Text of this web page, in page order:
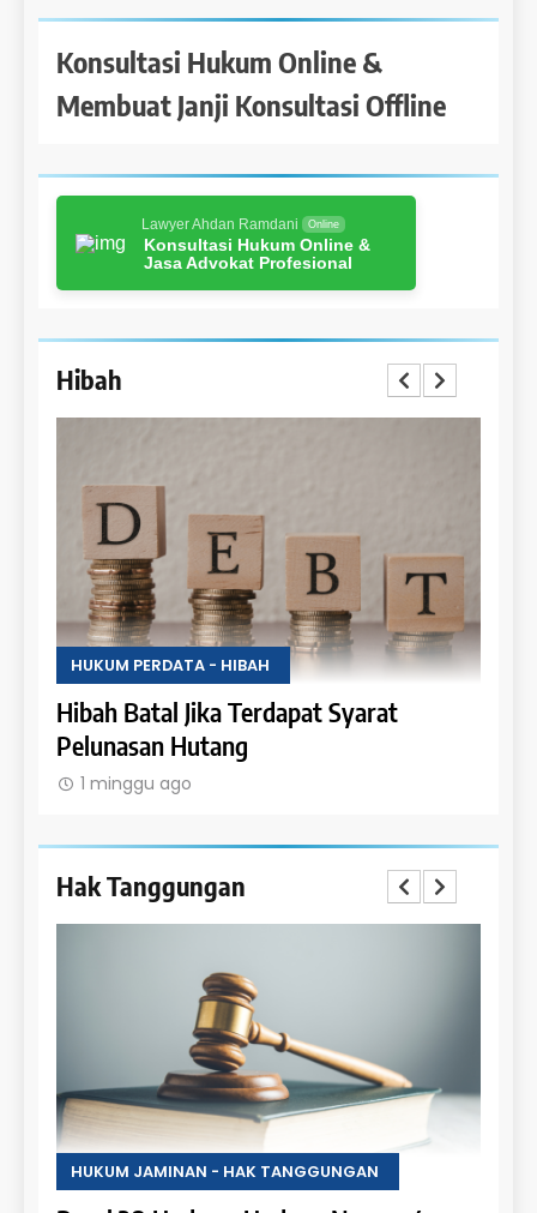
Konsultasi Hukum Online &
Membuat Janji Konsultasi Offline
Lawyer Ahdan Ramdani Online
Konsultasi Hukum Online &
Jasa Advokat Profesional
Hibah
HUKUM PERDATA - HIBAH
Hibah Batal Jika Terdapat Syarat
Pelunasan Hutang
1 minggu ago
Hak Tanggungan
HUKUM JAMINAN - HAK TANGGUNGAN